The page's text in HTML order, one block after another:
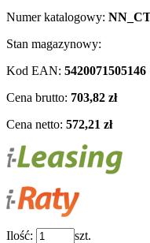
Numer katalogowy:
Stan magazynowy:
Kod EAN: 5420071505146
Cena brutto: 703,82 zł
Cena netto: 572,21 zł
Ilość:
szt.